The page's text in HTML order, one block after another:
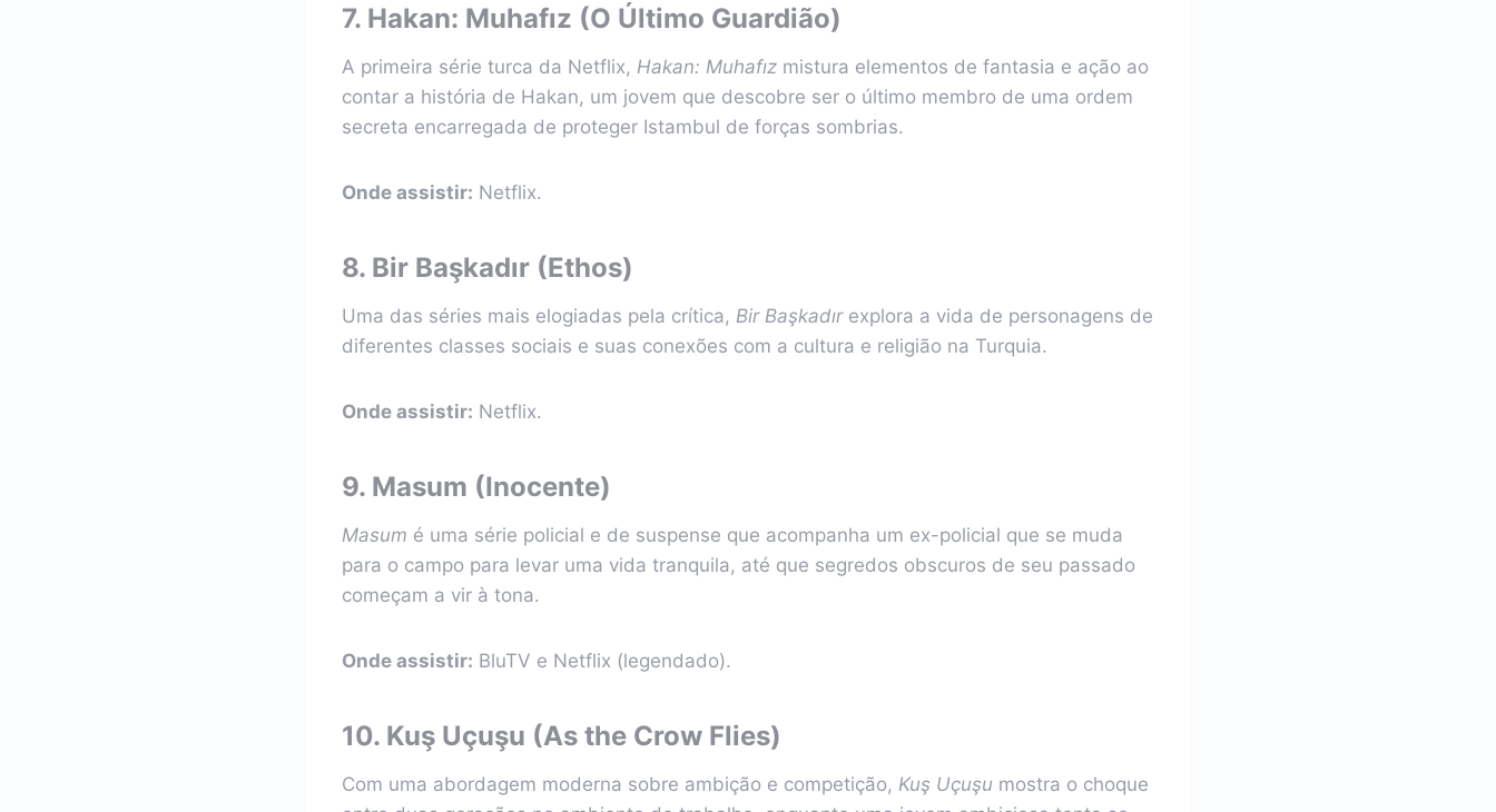
7. Hakan: Muhafız (O Último Guardião)
A primeira série turca da Netflix, Hakan: Muhafız mistura elementos de fantasia e ação ao
contar a história de Hakan, um jovem que descobre ser o último membro de uma ordem
secreta encarregada de proteger Istambul de forças sombrias.
Onde assistir: Netflix.
8. Bir Başkadır (Ethos)
Uma das séries mais elogiadas pela crítica, Bir Başkadırexplora a vida de personagens de
diferentes classes sociais e suas conexões com a cultura e religião na Turquia.
Onde assistir: Netflix.
9. Masum (Inocente)
Masum é uma série policial e de suspense que acompanha um ex-policial que se muda
para o campo para levar uma vida tranquila, até que segredos obscuros de seu passado
começam a vir à tona.
Onde assistir: BluTV e Netflix (legendado).
10. Kuş Uçuşu (As the Crow Flies)
Com uma abordagem moderna sobre ambição e competição, Kuş Uçuşu mostra o choque